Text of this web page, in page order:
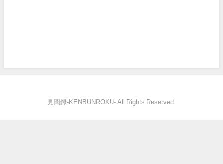
見聞録‐KENBUNROKU- All Rights Reserved.